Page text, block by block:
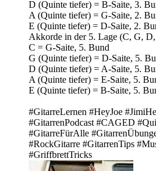
D (Quinte tiefer) = B-Saite, 3.
A (Quinte tiefer) = G-Saite, 2.
E (Quinte tiefer) = D-Saite, 2.
Akkorde in der 5. Lage (C, G,
C = G-Saite, 5. Bund
G (Quinte tiefer) = D-Saite, 5.
D (Quinte tiefer) = A-Saite, 5.
A (Quinte tiefer) = E-Saite, 5.
E (Quinte tiefer) = B-Saite, 5.
#GitarreLernen #HeyJoe
#GitarrenPodcast #CAGED
#GitarreFürAlle
#RockGitarre #GitarrenTips
#GriffbrettTricks